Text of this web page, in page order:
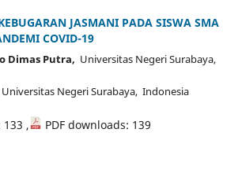
JASMANI PADA SISWA SMA
COVID-19
Dimas Putra, Universitas Negeri Surabaya,
Universitas Negeri Surabaya, Indonesia
, PDF downloads: 139